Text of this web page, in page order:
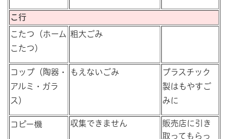
こ行
こたつ（ホーム
こたつ）
粗大ごみ
コップ（陶器・
アルミ・ガラ
ス）
もえないごみ
プラスチック
製はもやすご
みに
コピー機 収集できません
販売店に引き
取ってもらっ